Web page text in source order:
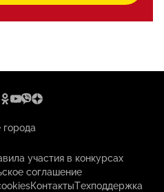
города
участия в конкурсах
соглашение
КонтактыТехподдержка